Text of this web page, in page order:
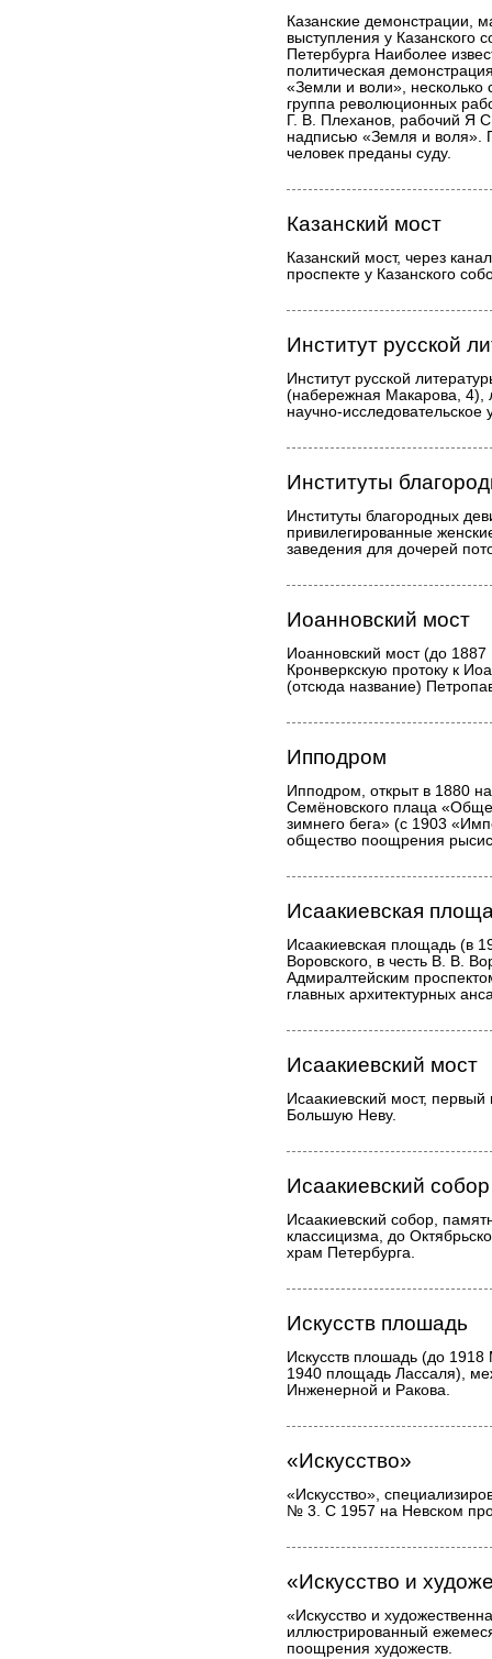
Казанские демонстрации,
выступления у Казанского
Петербурга Наиболее
политическая
«Земли и воли», несколько
группа революционных
Г. В. Плеханов, рабочий Я
надписью «Земля и воля».
человек преданы суду.
Казанский мост
Казанский мост, через
проспекте у Казанского
Институт русской
Институт русской
(набережная Макарова, 4),
научно-исследовательское
Институты
Институты благородных
привилегированные
заведения для дочерей
Иоанновский мост
Иоанновский мост (до 1887
Кронверкскую протоку к
(отсюда название)
Ипподром
Ипподром, открыт в 1880
Семёновского плаца
зимнего бега» (с 1903
общество поощрения
Исаакиевская
Исаакиевская площадь (в
Воровского, в честь В. В.
Адмиралтейским
главных архитектурных
Исаакиевский мост
Исаакиевский мост,
Большую Неву.
Исаакиевский собор
Исаакиевский собор,
классицизма, до
храм Петербурга.
Искусств плошадь
Искусств плошадь (до
1940 площадь Лассаля),
Инженерной и Ракова.
«Искусство»
«Искусство»,
№ 3. С 1957 на Невском
«Искусство и
«Искусство и
иллюстрированный
поощрения художеств.